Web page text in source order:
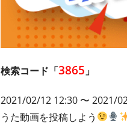
検索コード「3865 」
2021/02/12 12:30 〜 2021/
うた動画を投稿しよう